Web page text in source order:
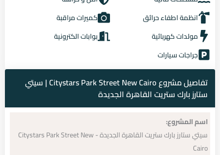
انظمة اطفاء حرائق
كميرات مراقبة
مولدات كهربائية
بوابات الكترونية
جراجات سيارات
تفاصيل مشروع Citystars Park Street New Cairo | سيتي
ستارز بارك ستريت القاهرة الجديدة
اسم المشروع:
سيتي ستارز بارك ستريت القاهرة الجديدة - Citystars Park Street New
Cairo